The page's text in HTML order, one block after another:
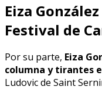
Eiza
Festival de
Por su parte, Eiza
columna y tirantes
Ludovic de Saint